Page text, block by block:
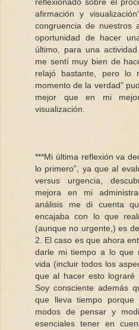
afirmación y
congruencia de nuestros
oportunidad de hacer
último, para una
me sentí muy bien de
relajó bastante, pero
momento de la verdad”
mejor que en mi
visualización.
***Mi última reflexión va
lo primero”, ya que al
versus urgencia,
mejora en mi
análisis me di cuenta
encajaba con lo que
(aunque no urgente,) es
2. El caso es que ahora
darle mi tiempo a lo que
vida (incluir todos los
que al hacer esto lograré
Soy consciente además
que lleva tiempo porque
modos de pensar y
esenciales tener en